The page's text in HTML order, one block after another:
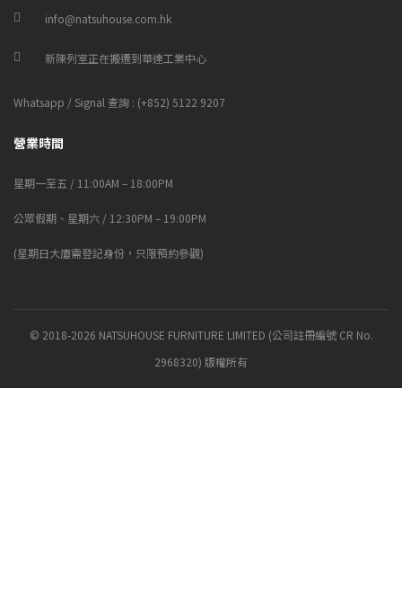
info@natsuhouse.com.hk
新陳列室正在搬遷到華達工業中心
Whatsapp / Signal 查詢 : (+852) 5122 9207
營業時間
星期一至五 / 11:00AM – 18:00PM
公眾假期、星期六 / 12:30PM – 19:00PM
(星期日大廈需登記身份，只限預約參觀)
© 2018-2026 NATSUHOUSE FURNITURE LIMITED (公司註冊編號 CR No.
2968320) 版權所有